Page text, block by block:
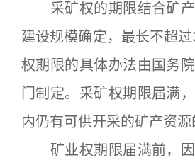
采矿权的期限结合矿产
建设规模确定，最长不超
权期限的具体办法由国务
门制定。采矿权期限届满
内仍有可供开采的矿产资源
矿业权期限届满前，因